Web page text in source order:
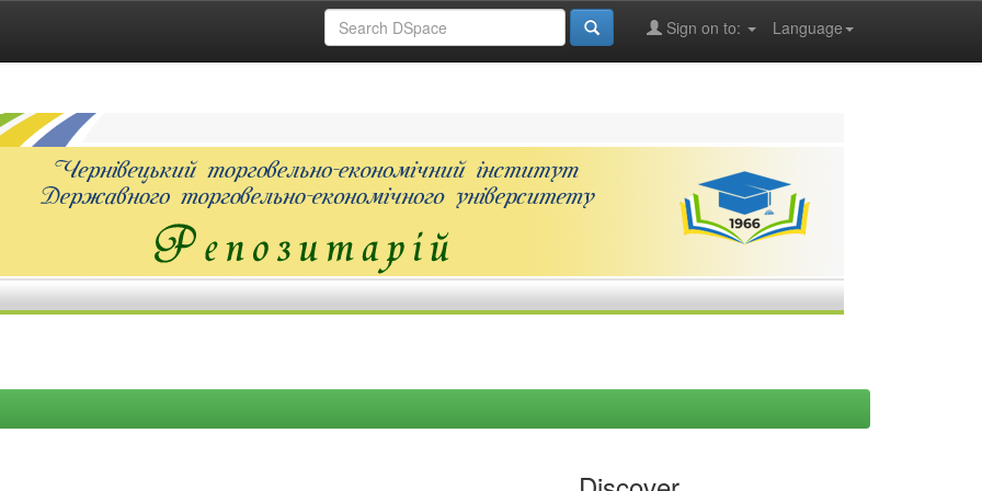
Language
Sign on to: